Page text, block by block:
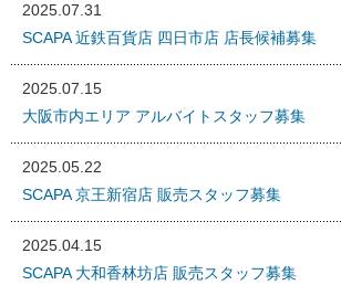
2025.07.31
SCAPA 近鉄百貨店 四日市店 店長候補募集
2025.07.15
大阪市内エリア アルバイトスタッフ募集
2025.05.22
SCAPA 京王新宿店 販売スタッフ募集
2025.04.15
SCAPA 大和香林坊店 販売スタッフ募集